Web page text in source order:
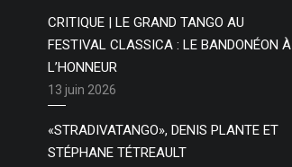
CRITIQUE | LE GRAND TANGO AU
FESTIVAL CLASSICA : LE BANDONÉON À
L’HONNEUR
13 juin 2026
«STRADIVATANGO», DENIS PLANTE ET
STÉPHANE TÉTREAULT